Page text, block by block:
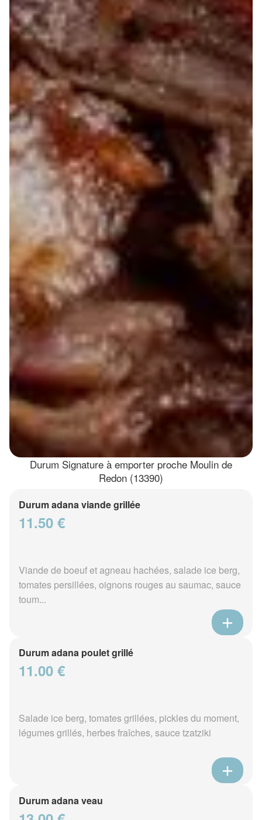
Durum Signature à emporter proche Moulin de
Redon (13390)
Durum adana viande grillée
11.50 €
Viande de boeuf et agneau hachées, salade ice berg,
tomates persillées, oignons rouges au saumac, sauce
toum...
Durum adana poulet grillé
11.00 €
Salade ice berg, tomates grillées, pickles du moment,
légumes grillés, herbes fraîches, sauce tzatziki
Durum adana veau